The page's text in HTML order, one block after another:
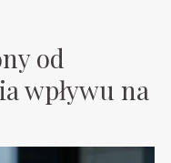
od
wpływu na